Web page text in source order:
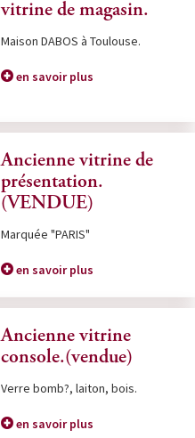
vitrine de magasin.
Maison DABOS à Toulouse.
en savoir plus
Ancienne vitrine de
présentation.
(VENDUE)
Marquée "PARIS"
en savoir plus
Ancienne vitrine
console.(vendue)
Verre bomb?, laiton, bois.
en savoir plus